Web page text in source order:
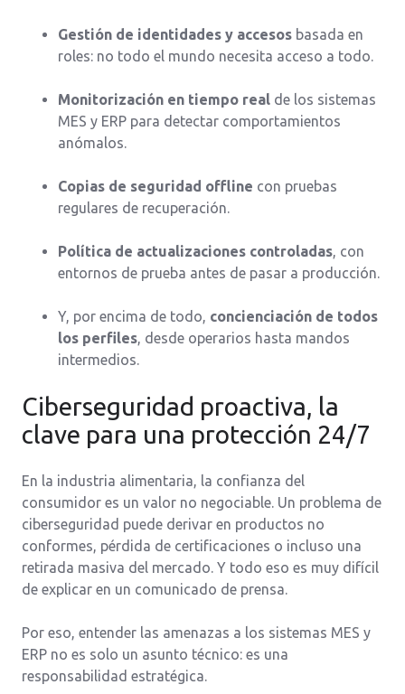
Gestión de identidades y accesos basada en
roles: no todo el mundo necesita acceso a todo.
Monitorización en tiempo real de los sistemas
MES y ERP para detectar comportamientos
anómalos.
Copias de seguridad offline con pruebas
regulares de recuperación.
Política de actualizaciones controladas, con
entornos de prueba antes de pasar a producción.
Y, por encima de todo, concienciación de todos
los perfiles, desde operarios hasta mandos
intermedios.
Ciberseguridad proactiva, la
clave para una protección 24/7
En la industria alimentaria, la confianza del
consumidor es un valor no negociable. Un problema de
ciberseguridad puede derivar en productos no
conformes, pérdida de certificaciones o incluso una
retirada masiva del mercado. Y todo eso es muy difícil
de explicar en un comunicado de prensa.
Por eso, entender las amenazas a los sistemas MES y
ERP no es solo un asunto técnico: es una
responsabilidad estratégica.